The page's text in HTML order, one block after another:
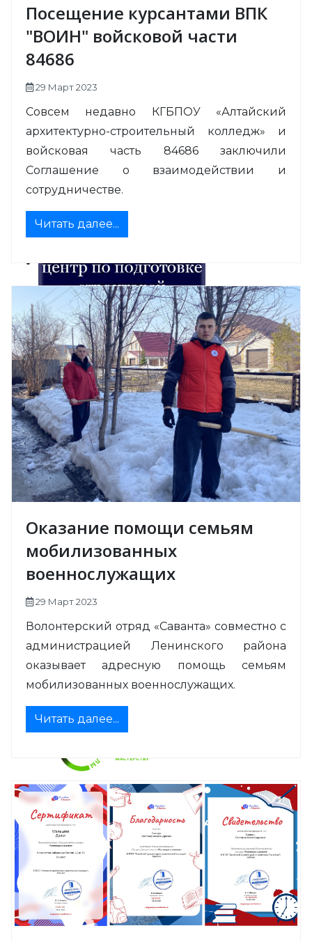
Посещение курсантами ВПК
"ВОИН" войсковой части
84686
29 Март 2023
Совсем недавно КГБПОУ «Алтайский
архитектурно-строительный колледж» и
войсковая часть 84686 заключили
Соглашение о взаимодействии и
сотрудничестве.
Читать далее...
Оказание помощи семьям
мобилизованных
военнослужащих
29 Март 2023
Волонтерский отряд «Саванта» совместно с
администрацией Ленинского района
оказывает адресную помощь семьям
мобилизованных военнослужащих.
Читать далее...